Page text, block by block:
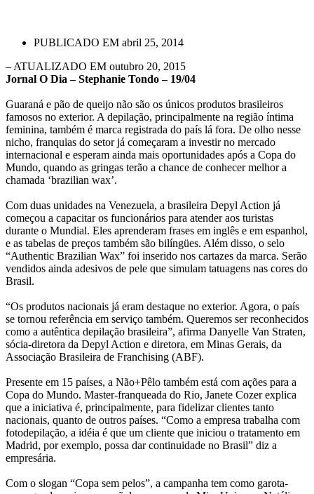
PUBLICADO EM abril 25, 2014
– ATUALIZADO EM outubro 20, 2015
Jornal O Dia – Stephanie Tondo – 19/04
Guaraná e pão de queijo não são os únicos produtos brasileiros
famosos no exterior. A depilação, principalmente na região íntima
feminina, também é marca registrada do país lá fora. De olho nesse
nicho, franquias do setor já começaram a investir no mercado
internacional e esperam ainda mais oportunidades após a Copa do
Mundo, quando as gringas terão a chance de conhecer melhor a
chamada ‘brazilian wax’.
Com duas unidades na Venezuela, a brasileira Depyl Action já
começou a capacitar os funcionários para atender aos turistas
durante o Mundial. Eles aprenderam frases em inglês e em espanhol,
e as tabelas de preços também são bilíngües. Além disso, o selo
“Authentic Brazilian Wax” foi inserido nos cartazes da marca. Serão
vendidos ainda adesivos de pele que simulam tatuagens nas cores do
Brasil.
“Os produtos nacionais já eram destaque no exterior. Agora, o país
se tornou referência em serviço também. Queremos ser reconhecidos
como a autêntica depilação brasileira”, afirma Danyelle Van Straten,
sócia-diretora da Depyl Action e diretora, em Minas Gerais, da
Associação Brasileira de Franchising (ABF).
Presente em 15 países, a Não+Pêlo também está com ações para a
Copa do Mundo. Master-franqueada do Rio, Janete Cozer explica
que a iniciativa é, principalmente, para fidelizar clientes tanto
nacionais, quanto de outros países. “Como a empresa trabalha com
fotodepilação, a idéia é que um cliente que iniciou o tratamento em
Madrid, por exemplo, possa dar continuidade no Brasil” diz a
empresária.
Com o slogan “Copa sem pelos”, a campanha tem como garota-